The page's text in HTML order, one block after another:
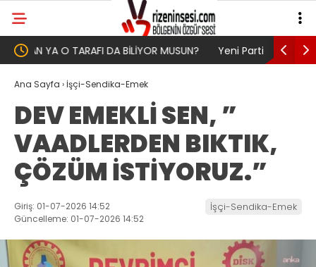
Yeni Parti İktidar Yolculuğuna Erdoğan’ın
Memleketi Rize’den Başladı
Genel
Ana Sayfa › İşçi-Sendika-Emek
DEV EMEKLİ SEN, ”
VAADLERDEN BIKTIK,
ÇÖZÜM İSTİYORUZ.”
Giriş: 01-07-2026 14:52
Güncelleme: 01-07-2026 14:52
İşçi-Sendika-Emek